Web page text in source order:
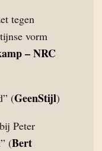
tegen
vorm
– NRC
(GeenStijl)
Peter
(Bert